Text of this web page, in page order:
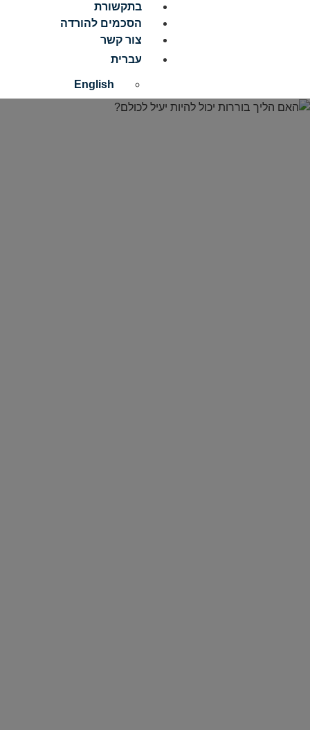
בתקשורת
הסכמים להורדה
צור קשר
עברית
English